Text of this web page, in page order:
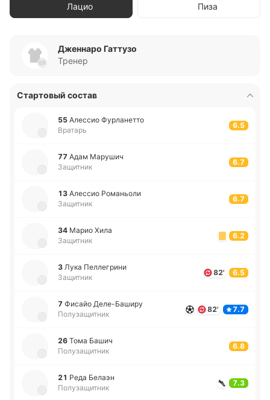
Лацио Пиза
Дженнаро Гаттузо
Тренер
Стартовый состав
55 Але­ссио Фу­рла­не­тто
Вратарь
6.5
77 Адам Ма­ру­шич
Защитник
6.7
13 Але­ссио Ро­ма­ньо­ли
Защитник
6.7
34 Марио Хила
Защитник
6.2
3 Лука Пе­лле­гри­ни
Защитник
82' 6.5
7 Фисайо Де­ле­-Ба­ши­ру
Полузащитник
82' 7.7
26 Тома Башич
Полузащитник
6.8
21 Реда Белаэн
Полузащитник
7.3